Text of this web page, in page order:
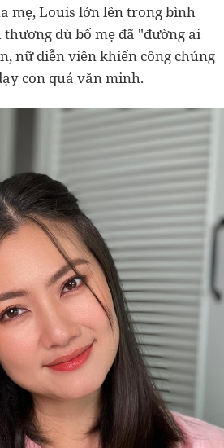
mẹ, Louis lớn lên trong bình
dù bố mẹ đã "đường ai
nữ diễn viên khiến công chúng
con quá văn minh.